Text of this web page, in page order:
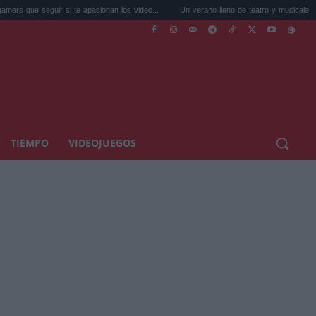
si te apasionan los video... Un verano lleno de teatro y musicales: 7 espectácu...
TIEMPO VIDEOJUEGOS